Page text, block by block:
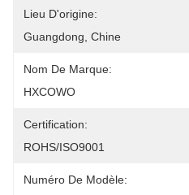
Lieu D'origine:
Guangdong, Chine
Nom De Marque:
HXCOWO
Certification:
ROHS/ISO9001
Numéro De Modèle: